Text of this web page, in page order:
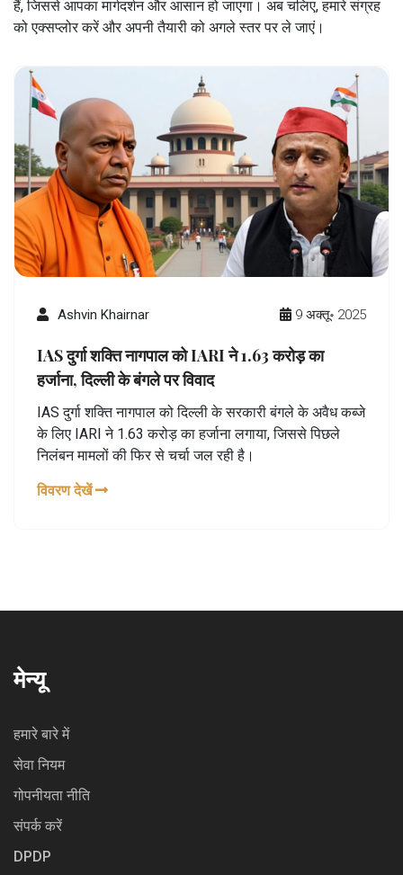
हैं, जिससे आपका मार्गदर्शन और आसान हो जाएगा। अब चलिए, हमारे संग्रह
को एक्सप्लोर करें और अपनी तैयारी को अगले स्तर पर ले जाएं।
Ashvin Khairnar 9 अक्तू॰ 2025
IAS दुर्गा शक्ति नागपाल को IARI ने 1.63 करोड़ का
हर्जाना, दिल्ली के बंगले पर विवाद
IAS दुर्गा शक्ति नागपाल को दिल्ली के सरकारी बंगले के अवैध कब्जे
के लिए IARI ने 1.63 करोड़ का हर्जाना लगाया, जिससे पिछले
निलंबन मामलों की फिर से चर्चा जल रही है।
विवरण देखें
मेन्यू
हमारे बारे में
सेवा नियम
गोपनीयता नीति
संपर्क करें
DPDP